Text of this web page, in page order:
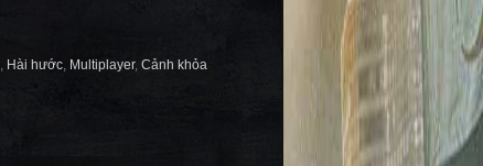
, Hài hước, Multiplayer, Cảnh khỏa